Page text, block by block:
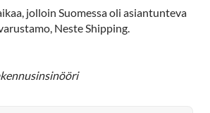
jolloin Suomessa oli asiantunteva
Neste Shipping.